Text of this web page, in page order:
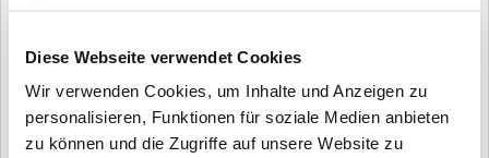
Diese Webseite verwendet Cookies
Wir verwenden Cookies, um Inhalte und Anzeigen zu
personalisieren, Funktionen für soziale Medien anbieten
zu können und die Zugriffe auf unsere Website zu
kundenspezifische Anfertigung vom
ausgeschlossen.
Vorteile